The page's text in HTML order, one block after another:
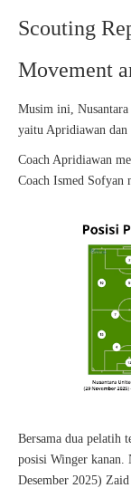
Scouting
Movement
Musim ini,
yaitu Apridiawan dan
Coach Apridiawan
Coach Ismed Sofyan
Bersama dua pelatih
posisi Winger kanan.
Desember 2025)